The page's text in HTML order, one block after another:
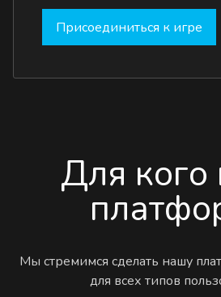
Присоединиться к игре
Для
Мы стремимся сделать нашу
для всех типов